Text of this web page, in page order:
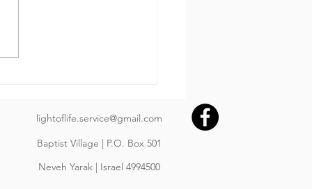
имуществом»
lightoflife.service@gmail.com
Baptist Village | P.O. Box 501
Neveh Yarak | Israel 4994500